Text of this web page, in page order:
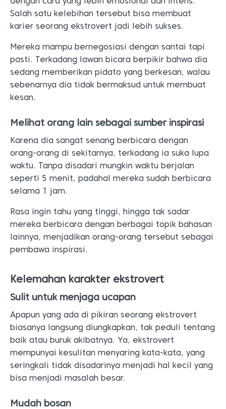
Salah satu kelebihan tersebut bisa membuat
karier seorang ekstrovert jadi lebih sukses.
Mereka mampu bernegosiasi dengan santai tapi
pasti. Terkadang lawan bicara berpikir bahwa dia
sedang memberikan pidato yang berkesan, walau
sebenarnya dia tidak bermaksud untuk membuat
kesan.
Melihat orang lain sebagai sumber inspirasi
Karena dia sangat senang berbicara dengan
orang-orang di sekitarnya, terkadang ia suka lupa
waktu. Tanpa disadari mungkin waktu berjalan
seperti 5 menit, padahal mereka sudah berbicara
selama 1 jam.
Rasa ingin tahu yang tinggi, hingga tak sadar
mereka berbicara dengan berbagai topik bahasan
lainnya, menjadikan orang-orang tersebut sebagai
pembawa inspirasi.
Kelemahan karakter ekstrovert
Sulit untuk menjaga ucapan
Apapun yang ada di pikiran seorang ekstrovert
biasanya langsung diungkapkan, tak peduli tentang
baik atau buruk akibatnya. Ya, ekstrovert
mempunyai kesulitan menyaring kata-kata, yang
seringkali tidak disadarinya menjadi hal kecil yang
bisa menjadi masalah besar.
Mudah bosan